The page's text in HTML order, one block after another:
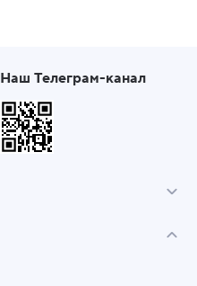
Наш Телеграм-канал